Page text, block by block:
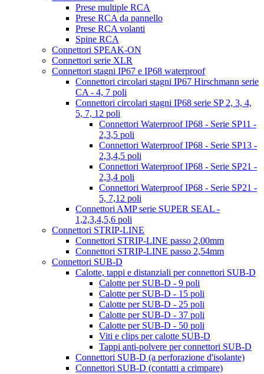
Prese multiple RCA
Prese RCA da pannello
Prese RCA volanti
Spine RCA
Connettori SPEAK-ON
Connettori serie XLR
Connettori stagni IP67 e IP68 waterproof
Connettori circolari stagni IP67 Hirschmann serie
CA - 4, 7 poli
Connettori circolari stagni IP68 serie SP 2, 3, 4,
5, 7, 12 poli
Connettori Waterproof IP68 - Serie SP11 -
2,3,5 poli
Connettori Waterproof IP68 - Serie SP13 -
2,3,4,5 poli
Connettori Waterproof IP68 - Serie SP21 -
2,3,4 poli
Connettori Waterproof IP68 - Serie SP21 -
5, 7,12 poli
Connettori AMP serie SUPER SEAL -
1,2,3,4,5,6 poli
Connettori STRIP-LINE
Connettori STRIP-LINE passo 2,00mm
Connettori STRIP-LINE passo 2,54mm
Connettori SUB-D
Calotte, tappi e distanziali per connettori SUB-D
Calotte per SUB-D - 9 poli
Calotte per SUB-D - 15 poli
Calotte per SUB-D - 25 poli
Calotte per SUB-D - 37 poli
Calotte per SUB-D - 50 poli
Viti e clips per calotte SUB-D
Tappi anti-polvere per connettori SUB-D
Connettori SUB-D (a perforazione d'isolante)
Connettori SUB-D (contatti a crimpare)